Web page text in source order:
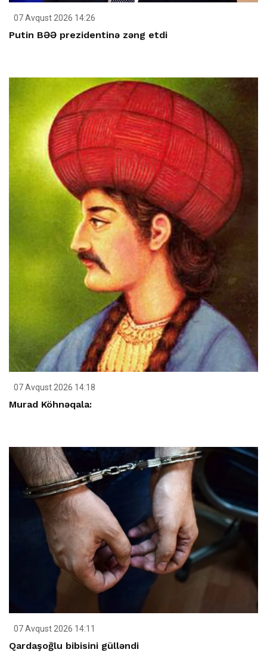
07 Avqust 2026 14:26
Putin BƏƏ prezidentinə zəng etdi
07 Avqust 2026 14:18
Murad Köhnəqala:
07 Avqust 2026 14:11
Qardaşoğlu bibisini gülləndi